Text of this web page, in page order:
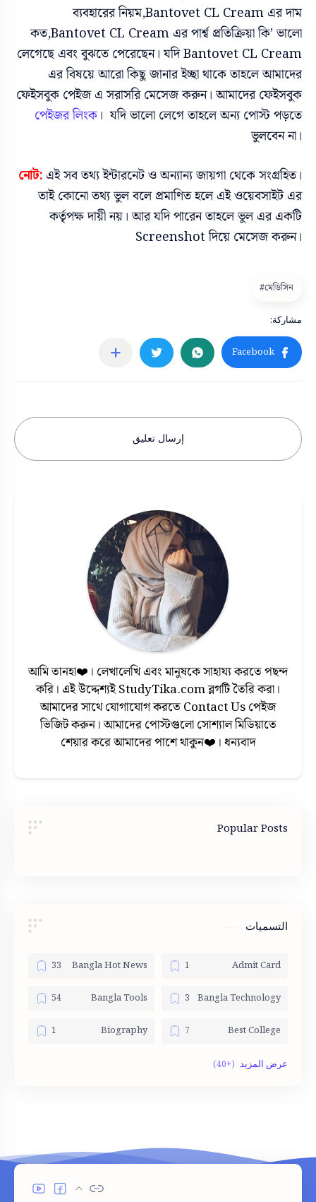
ব্যবহারের নিয়ম,Bantovet CL Cream এর দাম
কত,Bantovet CL Cream এর পার্শ্ব প্রতিক্রিয়া কি’ ভালো
লেগেছে এবং বুঝতে পেরেছেন। যদি Bantovet CL Cream
এর বিষয়ে আরো কিছু জানার ইচ্ছা থাকে তাহলে আমাদের
ফেইসবুক পেইজ এ সরাসরি মেসেজ করুন। আমাদের ফেইসবুক
পেইজর লিংক। যদি ভালো লেগে তাহলে অন্য পোস্ট পড়তে
ভুলবেন না।
নোট: এই সব তথ্য ইন্টারনেট ও অন্যান্য জায়গা থেকে সংগ্রহিত।
তাই কোনো তথ্য ভুল বলে প্রমাণিত হলে এই ওয়েবসাইট এর
কর্তৃপক্ষ দায়ী নয়। আর যদি পারেন তাহলে ভুল এর একটি
Screenshot দিয়ে মেসেজ করুন।
إرسال تعليق
আমি তানহা❤️। লেখালেখি এবং মানুষকে সাহায্য করতে পছন্দ
করি। এই উদ্দেশ্যই StudyTika.com ব্লগটি তৈরি করা।
আমাদের সাথে যোগাযোগ করতে Contact Us পেইজ
ভিজিট করুন। আমাদের পোস্টগুলো সোশ্যাল মিডিয়াতে
শেয়ার করে আমাদের পাশে থাকুন❤️। ধন্যবাদ
Popular Posts
التسميات
Admit Card
Bangla Hot News
Bangla Technology
Bangla Tools
Best College
Biography
Bom dia
Jobs
King
Paragraph